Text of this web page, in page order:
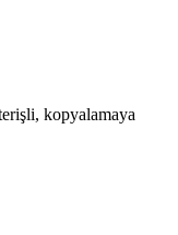
kopyalamaya